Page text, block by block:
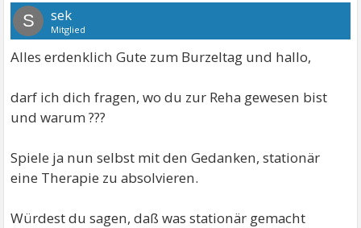
S sek
Mitglied
Alles erdenklich Gute zum Burzeltag und hallo,
darf ich dich fragen, wo du zur Reha gewesen bist
und warum ???
Spiele ja nun selbst mit den Gedanken, stationär
eine Therapie zu absolvieren.
Würdest du sagen, daß was stationär gemacht